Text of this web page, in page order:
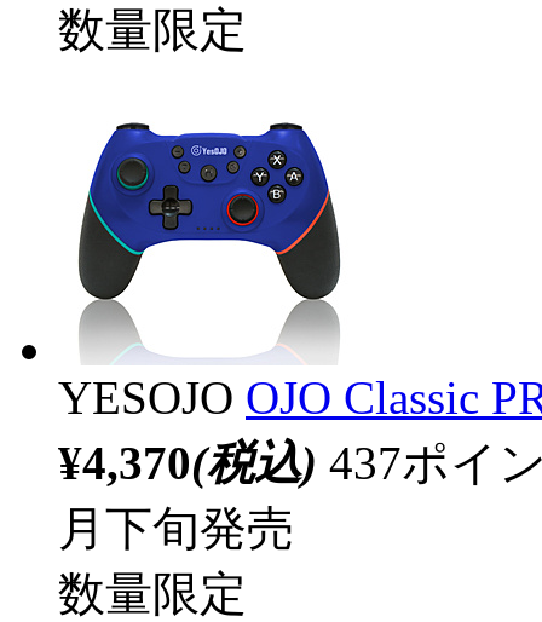
数量限定
YESOJO OJO Classic
¥4,370(税込) 437ポイ
月下旬発売
数量限定